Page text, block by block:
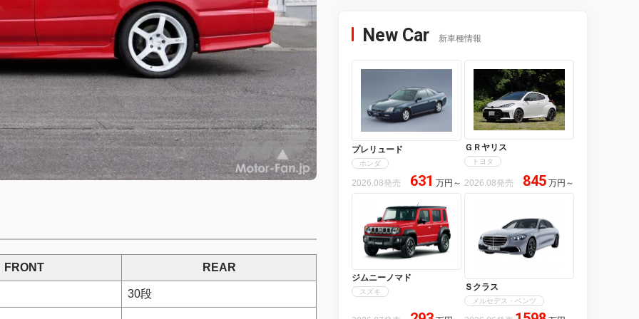
FRONT REAR
30段
New Car 新車種情報
プレリュード
ホンダ
2026.08発売 631 万円 ～
ＧＲヤリス
トヨタ
2026.08発売 845 万円 ～
ジムニーノマド
スズキ Ｓクラス
メルセデス・ベンツ